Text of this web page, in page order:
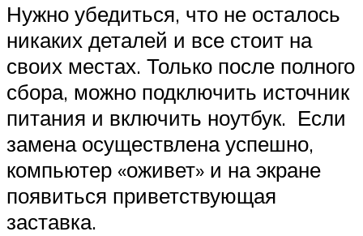
Нужно убедиться, что не осталось
никаких деталей и все стоит на
своих местах. Только после полного
сбора, можно подключить источник
питания и включить ноутбук. Если
замена осуществлена успешно,
компьютер «оживет» и на экране
появиться приветствующая
заставка.